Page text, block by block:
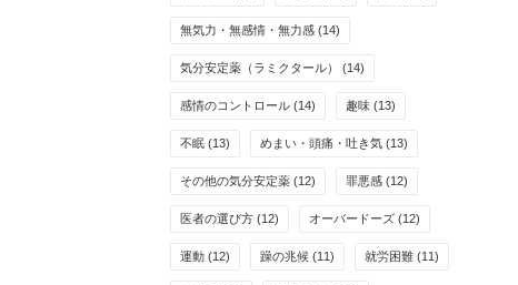
無気力・無感情・無力感 (14)
気分安定薬（ラミクタール） (14)
感情のコントロール (14) 趣味 (13)
不眠 (13) めまい・頭痛・吐き気 (13)
その他の気分安定薬 (12) 罪悪感 (12)
医者の選び方 (12) オーバードーズ (12)
運動 (12) 躁の兆候 (11) 就労困難 (11)